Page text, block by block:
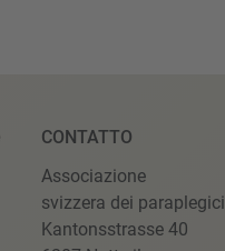
CONTATTO
Associazione
svizzera dei paraplegici
Kantonsstrasse 40